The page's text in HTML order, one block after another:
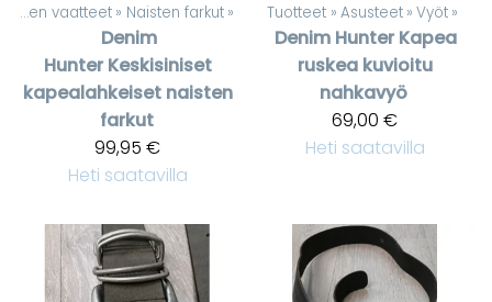
Naisten vaatteet ‪» Naisten farkut ‪»
Denim
Hunter Keskisiniset
kapealahkeiset naisten
farkut
99,95 €
Heti saatavilla
Tuotteet ‪» Asusteet ‪» Vyöt ‪»
Denim Hunter Kapea
ruskea kuvioitu
nahkavyö
69,00 €
Heti saatavilla